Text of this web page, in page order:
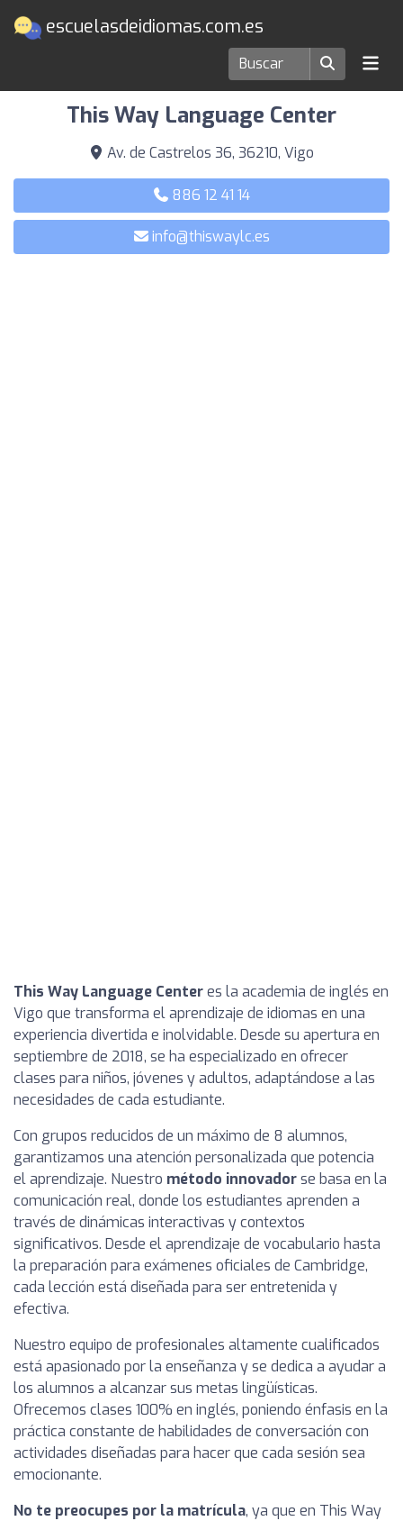
escuelasdeidiomas.com.es
Escuelas de idiomas en Vigo
This Way Language Center
Av. de Castrelos 36, 36210, Vigo
886 12 41 14
info@thiswaylc.es
This Way Language Centeres la academia de inglés en
Vigo que transforma el aprendizaje de idiomas en una
experiencia divertida e inolvidable. Desde su apertura en
septiembre de 2018, se ha especializado en ofrecer
clases para niños, jóvenes y adultos, adaptándose a las
necesidades de cada estudiante.
Con grupos reducidos de un máximo de 8 alumnos,
garantizamos una atención personalizada que potencia
el aprendizaje. Nuestro método innovadorse basa en la
comunicación real, donde los estudiantes aprenden a
través de dinámicas interactivas y contextos
significativos. Desde el aprendizaje de vocabulario hasta
la preparación para exámenes oficiales de Cambridge,
cada lección está diseñada para ser entretenida y
efectiva.
Nuestro equipo de profesionales altamente cualificados
está apasionado por la enseñanza y se dedica a ayudar a
los alumnos a alcanzar sus metas lingüísticas.
Ofrecemos clases 100% en inglés, poniendo énfasis en la
práctica constante de habilidades de conversación con
actividades diseñadas para hacer que cada sesión sea
emocionante.
No te preocupes por la matrícula, ya que en This Way